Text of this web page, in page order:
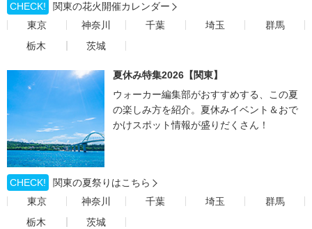
CHECK!
関東の花火開催カレンダー
東京
神奈川 千葉 埼玉
群馬
栃木
茨城
夏休み特集2026【関東】
ウォーカー編集部がおすすめする、この夏
の楽しみ方を紹介。夏休みイベント＆おで
かけスポット情報が盛りだくさん！
CHECK!
関東の夏祭りはこちら
東京
神奈川 千葉 埼玉
群馬
栃木
茨城